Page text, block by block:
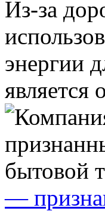
Из-за
энергии
—